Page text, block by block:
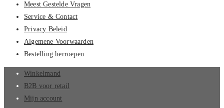
Meest Gestelde Vragen
Service & Contact
Privacy Beleid
Algemene Voorwaarden
Bestelling herroepen
Winkelmand
B2B voor retail
Mijn account